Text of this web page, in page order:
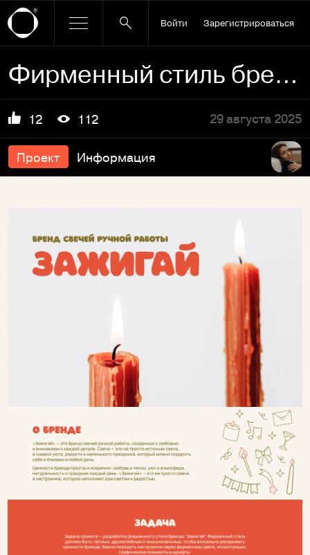
Войти Зарегистрироваться
Фирменный стиль бренда свечей "Зажигай"
12 112 29 августа 2025
Проект Информация